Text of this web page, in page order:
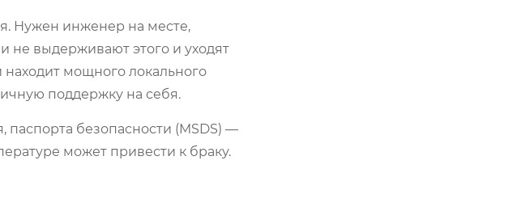
Нужен инженер на месте,
не выдерживают этого и уходят
мощного локального
поддержку на себя.
паспорта безопасности (MSDS) —
может привести к браку.